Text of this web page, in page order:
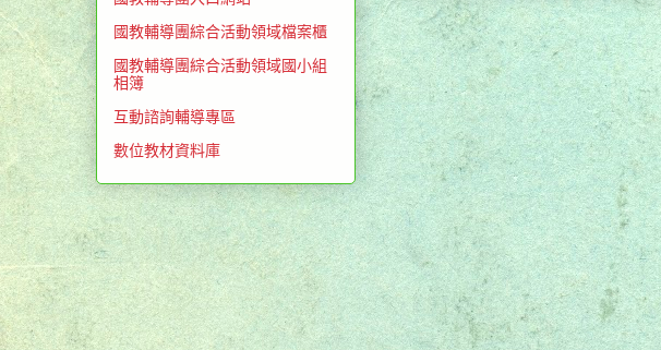
國教輔導團綜合活動領域檔案櫃
國教輔導團綜合活動領域國小組
相簿
互動諮詢輔導專區
數位教材資料庫